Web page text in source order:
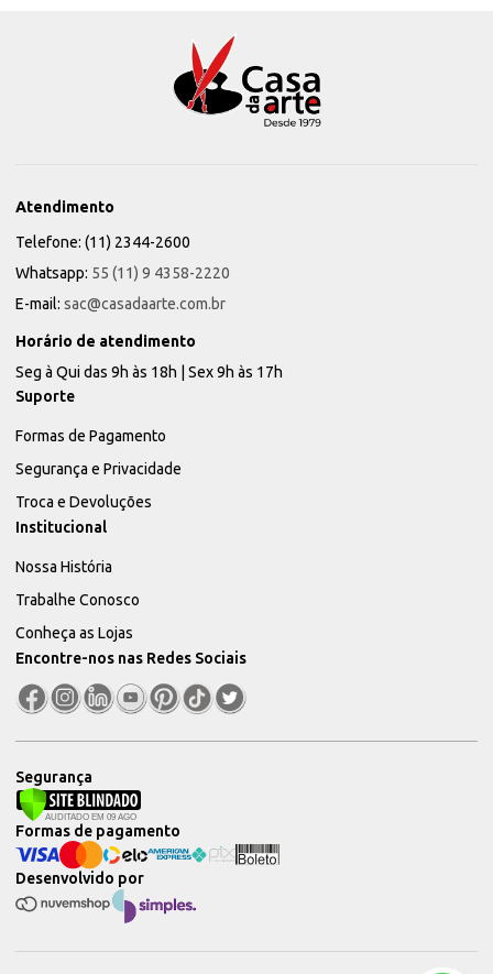
Atendimento
Telefone: (11) 2344-2600
Whatsapp: 55 (11) 9 4358-2220
E-mail: sac@casadaarte.com.br
Horário de atendimento
Seg à Qui das 9h às 18h | Sex 9h às 17h
Suporte
Formas de Pagamento
Segurança e Privacidade
Troca e Devoluções
Institucional
Nossa História
Trabalhe Conosco
Conheça as Lojas
Encontre-nos nas Redes Sociais
Segurança
Desenvolvido por
Formas de pagamento